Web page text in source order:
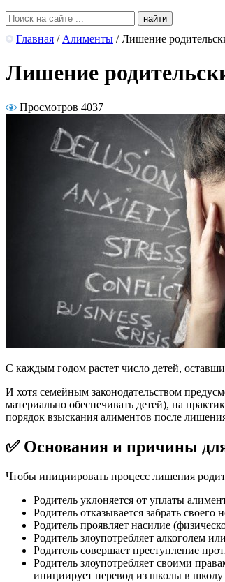
Главная / Алименты / Лишение
Лишение
Просмотров 4037
C каждым годом растет число детей,
И хотя семейным законодательством
материально обеспечивать детей), на
порядок взыскания алиментов после
✅ Основания и причины
Чтобы инициировать процесс лишения
Родитель уклоняется от уплаты
Родитель отказывается забрать
Родитель проявляет насилие
Родитель злоупотребляет алкоголем
Родитель совершает преступление
Родитель злоупотребляет своими
инициирует перевод из школы в школу